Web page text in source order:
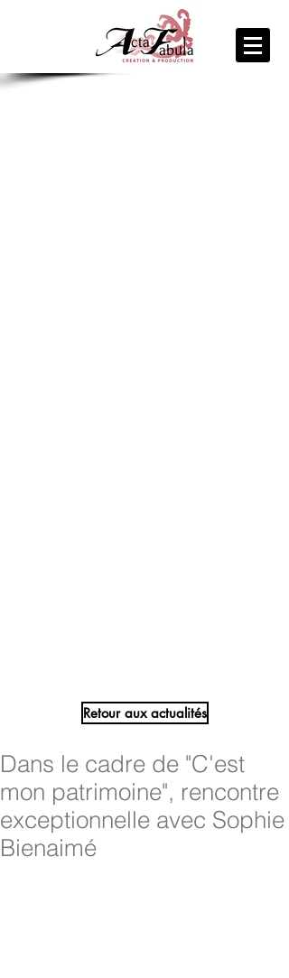
Retour aux actualités
Dans le cadre de "C'est
mon patrimoine", rencontre
exceptionnelle avec Sophie
Bienaimé